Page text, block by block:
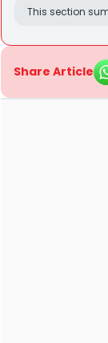
This section
Share Article